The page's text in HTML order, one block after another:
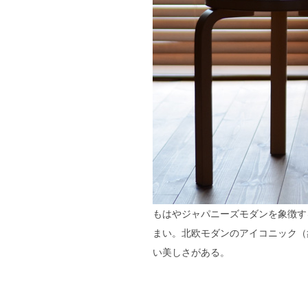
もはやジャパニーズモダンを象徴
まい。北欧モダンのアイコニック
い美しさがある。